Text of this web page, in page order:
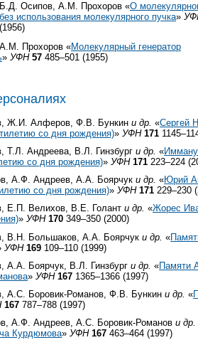
Осипов, А.М. Прохоров «О
использования молекулярного пучка»
Прохоров «Молекулярный генератор
» УФН 57 485–501 (1955)
Ж.И. Алферов, Ф.В. Бункини др. «Сергей
со дня рождения)»УФН 171
Т.Л. Андреева, В.Л. Гинзбурги др. «
со дня рождения)»УФН 171 223–224
А.Ф. Андреев, А.А. Боярчуки др. «Юрий
со дня рождения)»УФН 171 229–230
Е.П. Велихов, В.Е. Голанти др. «Жорес
»УФН 170 349–350 (2000)
В.Н. Большаков, А.А. Боярчуки др. «
УФН 169 109–110 (1999)
А.А. Боярчук, В.Л. Гинзбурги др. «Памяти
»УФН 167 1365–1366 (1997)
А.С. Боровик-Романов, Ф.В. Бункини др. «
167 787–788 (1997)
А.Ф. Андреев, А.С. Боровик-Романови др.
Курдюмова»УФН 167 463–464 (1997)